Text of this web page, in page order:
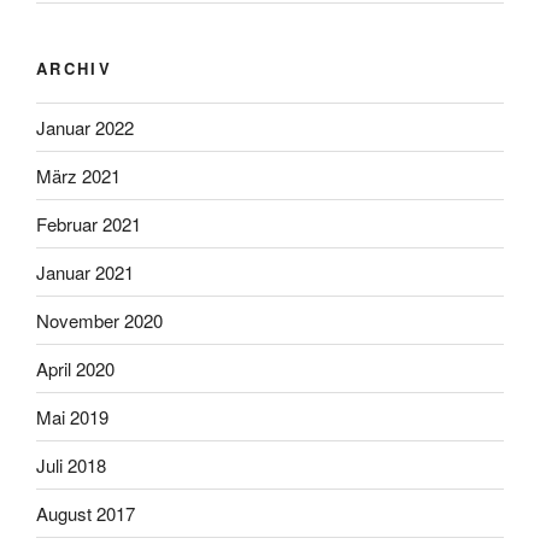
ARCHIV
Januar 2022
März 2021
Februar 2021
Januar 2021
November 2020
April 2020
Mai 2019
Juli 2018
August 2017